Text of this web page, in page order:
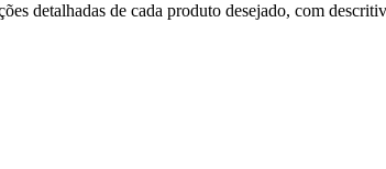
detalhadas de cada produto desejado, com